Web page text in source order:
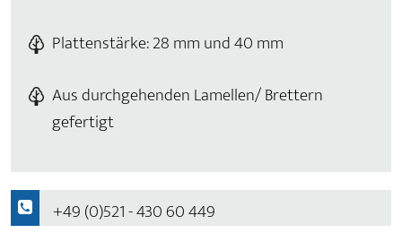
Plattenstärke: 28 mm und 40 mm
Aus durchgehenden Lamellen/ Brettern
gefertigt
+49 (0)521 - 430 60 449